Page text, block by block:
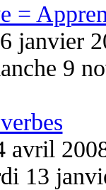
=
janvier
9
avril
13